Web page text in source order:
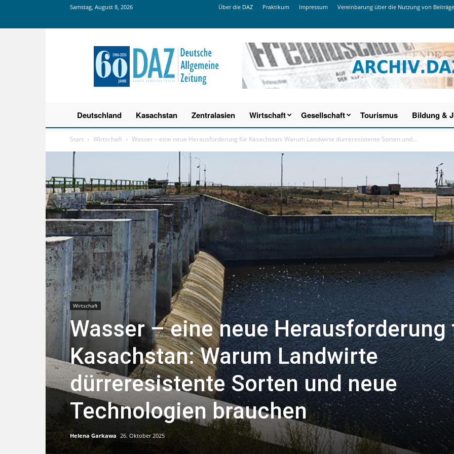
Samstag, August 8, 2026 Über die DAZ Praktikum Impressum Vereinbarung über die Nutzung von
Deutsche
Allgemeine
Zeitung
Deutschland Kasachstan Zentralasien Wirtschaft Gesellschaft Tourismus Bildung &
Start Wirtschaft Wasser – eine neue Herausforderung für Kasachstan: Warum Landwirte dürreresistente Sorten und...
Wirtschaft
Wasser – eine neue Herausforderung
Kasachstan: Warum Landwirte
dürreresistente Sorten und neue
Technologien brauchen
Helena Garkawa 26. Oktober 2025